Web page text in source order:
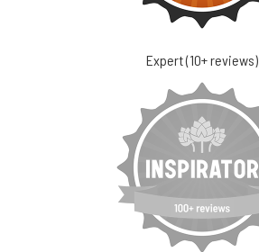
Expert (10+ reviews)